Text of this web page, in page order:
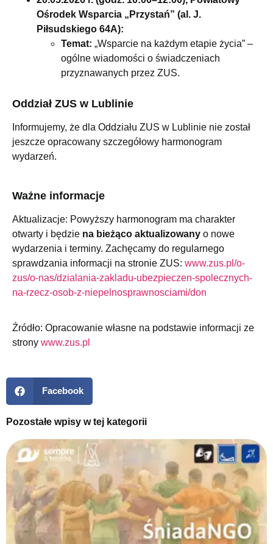
Ośrodek Wsparcia „Przystań” (al. J.
Piłsudskiego 64A):
Temat: „Wsparcie na każdym etapie życia” –
ogólne wiadomości o świadczeniach
przyznawanych przez ZUS.
Oddział ZUS w Lublinie
Informujemy, że dla Oddziału ZUS w Lublinie nie został
jeszcze opracowany szczegółowy harmonogram
wydarzeń.
Ważne informacje
Aktualizacje: Powyższy harmonogram ma charakter
otwarty i będzie na bieżąco aktualizowany o nowe
wydarzenia i terminy. Zachęcamy do regularnego
sprawdzania informacji na stronie ZUS: www.zus.pl/o-
zus/o-nas/dzialania-zakladu-ubezpieczen-spolecznych-
na-rzecz-osob-z-niepelnosprawnosciami/don
Źródło: Opracowanie własne na podstawie informacji ze
strony www.zus.pl
Facebook
Pozostałe wpisy w tej kategorii